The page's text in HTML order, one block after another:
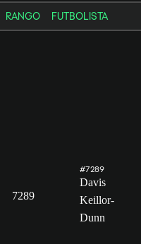
RANGO FUTBOLISTA
7289
#7289
Davis
Keillor-
Dunn